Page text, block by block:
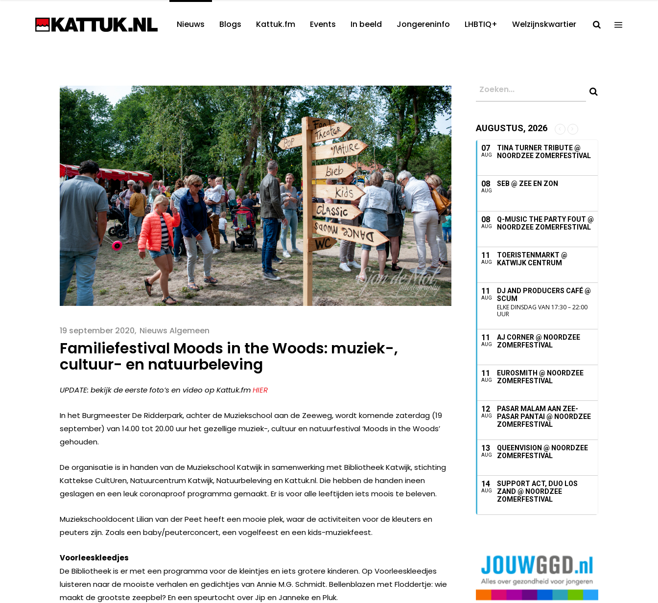
Nieuws Blogs Kattuk.fm Events In beeld Jongereninfo LHBTIQ+ Welzijnskwartier
19 september 2020 Nieuws Algemeen
Familiefestival Moods in the Woods: muziek-,
cultuur- en natuurbeleving
UPDATE: bekijk de eerste foto’s en video op Kattuk.fmHIER
In het Burgmeester De Ridderpark, achter de Muziekschool aan de Zeeweg, wordt komende zaterdag (19
september) van 14.00 tot 20.00 uur het gezellige muziek-, cultuur en natuurfestival ‘Moods in the Woods’
gehouden.
De organisatie is in handen van de Muziekschool Katwijk in samenwerking met Bibliotheek Katwijk, stichting
Kattekse CultUren, Natuurcentrum Katwijk, Natuurbeleving en Kattuk.nl. Die hebben de handen ineen
geslagen en een leuk coronaproof programma gemaakt. Er is voor alle leeftijden iets moois te beleven.
Muziekschooldocent Lilian van der Peet heeft een mooie plek, waar de activiteiten voor de kleuters en
peuters zijn. Zoals een baby/peuterconcert, een vogelfeest en een kids-muziekfeest.
Voorleeskleedjes
De Bibliotheek is er met een programma voor de kleintjes en iets grotere kinderen. Op Voorleeskleedjes
luisteren naar de mooiste verhalen en gedichtjes van Annie M.G. Schmidt. Bellenblazen met Floddertje: wie
maakt de grootste zeepbel? En een speurtocht over Jip en Janneke en Pluk.
AUGUSTUS, 2026
07
AUG
TINA TURNER TRIBUTE @
NOORDZEE ZOMERFESTIVAL
08
AUG
SEB @ ZEE EN ZON
08
AUG
Q-MUSIC THE PARTY FOUT @
NOORDZEE ZOMERFESTIVAL
11
AUG
TOERISTENMARKT @
KATWIJK CENTRUM
11
AUG
DJ AND PRODUCERS CAFÉ @
SCUM
ELKE DINSDAG VAN 17:30 – 22:00
UUR
11
AUG
AJ CORNER @ NOORDZEE
ZOMERFESTIVAL
11
AUG
EUROSMITH @ NOORDZEE
ZOMERFESTIVAL
12
AUG
PASAR MALAM AAN ZEE-
PASAR PANTAI @ NOORDZEE
ZOMERFESTIVAL
13
AUG
QUEENVISION @ NOORDZEE
ZOMERFESTIVAL
14
AUG
SUPPORT ACT, DUO LOS
ZAND @ NOORDZEE
ZOMERFESTIVAL